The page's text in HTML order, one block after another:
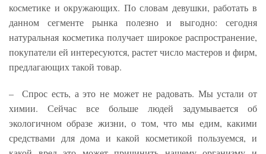
косметике и окружающих. По словам девушки, работать в
данном сегменте рынка полезно и выгодно: сегодня
натуральная косметика получает широкое распространение,
покупатели ей интересуются, растет число мастеров и фирм,
предлагающих такой товар.
– Спрос есть, а это не может не радовать. Мы устали от
химии. Сейчас все больше людей задумывается об
экологичном образе жизни, о том, что мы едим, какими
средствами для дома и какой косметикой пользуемся, и